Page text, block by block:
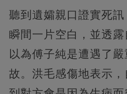
聽到遺孀親口證實死
瞬間一片空白，並透
以為傅子純是遭遇了
故。洪毛感傷地表示